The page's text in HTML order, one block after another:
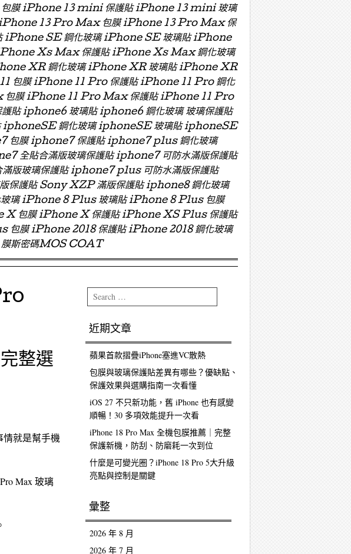
膜 iPhone 13 mini 保護貼 iPhone 13 mini 玻璃
13 Pro Max 包膜 iPhone 13 Pro Max 保
SE 鋼化玻璃 iPhone SE 玻璃貼 iPhone
Xs Max 保護貼 iPhone Xs Max 鋼化玻璃
XR 鋼化玻璃 iPhone XR 玻璃貼 iPhone XR
包膜 iPhone 11 Pro 保護貼 iPhone 11 Pro 鋼化
膜 iPhone 11 Pro Max 保護貼 iPhone 11 Pro
iphone6 玻璃貼 iphone6 鋼化玻璃 玻璃保護貼
鋼化玻璃 iphoneSE 玻璃貼 iphoneSE
包膜 iphone7 保護貼 iphone7 plus 鋼化玻璃
貼合滿版玻璃保護貼 iphone7 可防水滿版保護貼
玻璃保護貼 iphone7 plus 可防水滿版保護貼
護貼 Sony XZP 滿版保護貼 iphone8 鋼化玻璃
璃 iPhone 8 Plus 玻璃貼 iPhone 8 Plus 包膜
包膜 iPhone X 保護貼 iPhone XS Plus 保護貼
膜 iPhone 2018 保護貼 iPhone 2018 鋼化玻璃
斯密碼MOS COAT
整選
情就是幫手機
Max 玻璃
Search
近期文章
蘋果首款摺疊iPhone塞進VC散熱
包膜與玻璃保護貼差異有哪些？優缺點、
保護效果與選購指南一次看懂
iOS 27 不只新功能，舊 iPhone 也有感變
順暢！30 多項效能提升一次看
iPhone 18 Pro Max 全機包膜推薦｜完整
保護新機，防刮、防磨耗一次到位
什麼是可變光圈？iPhone 18 Pro 5大升級
亮點與控制是關鍵
彙整
2026 年 8 月
2026 年 7 月